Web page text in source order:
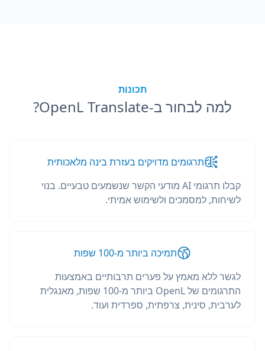
תכונות
למה לבחור ב-OpenL Translate?
תרגומים מדויקים בעזרת בינה מלאכותית
קבלו תרגומי AI מודעי הקשר שנשמעים טבעיים. בנוי
לשיחות, למסמכים ולשימוש אמיתי.
תמיכה ביותר מ-100 שפות
לגשר ללא מאמץ על פערים תרבותיים באמצעות
התרגומים של OpenL ביותר מ-100 שפות, מאנגלית
לערבית, סינית, צרפתית, ספרדית ועוד.